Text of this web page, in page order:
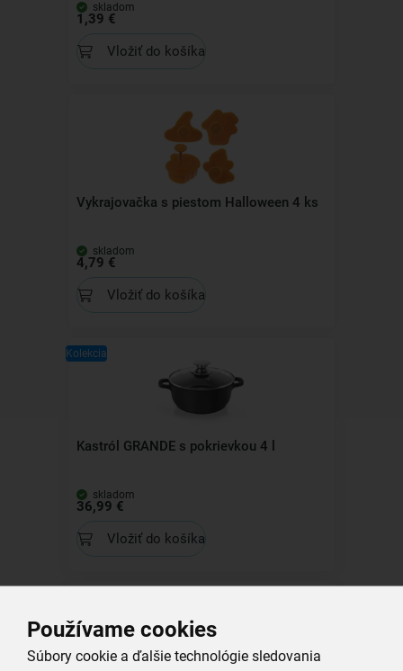
Používame cookies
Súbory cookie a ďalšie technológie sledovania
skladom
1,39 €
Vložiť do košíka
Vykrajovačka s piestom Halloween 4 ks
skladom
4,79 €
Vložiť do košíka
Kolekcia
Kastról GRANDE s pokrievkou 4 l
skladom
36,99 €
Vložiť do košíka